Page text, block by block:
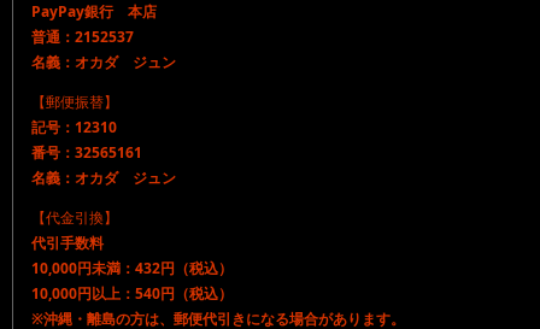
PayPay銀行 本店
普通：2152537
名義：オカダ ジュン
【郵便振替】
記号：12310
番号：32565161
名義：オカダ ジュン
【代金引換】
代引手数料
10,000円未満：432円（税込）
10,000円以上：540円（税込）
※沖縄・離島の方は、郵便代引きになる場合があります。